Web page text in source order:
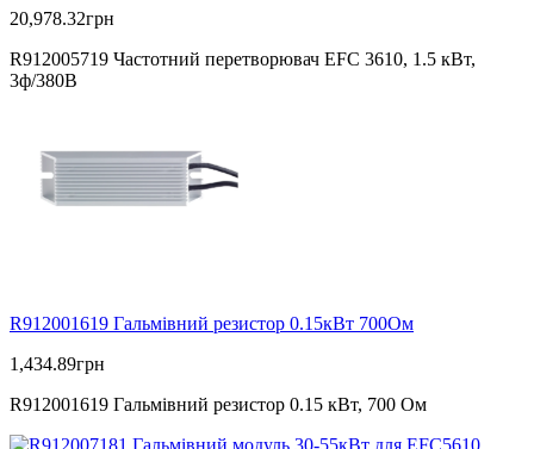
20,978.32грн
R912005719 Частотний перетворювач EFC 3610, 1.5 кВт,
3ф/380В
R912001619 Гальмівний резистор 0.15кВт 700Ом
1,434.89грн
R912001619 Гальмівний резистор 0.15 кВт, 700 Ом